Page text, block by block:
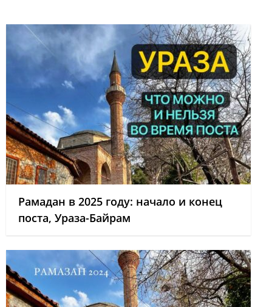
Рамадан в 2025 году: начало и конец
поста, Ураза-Байрам